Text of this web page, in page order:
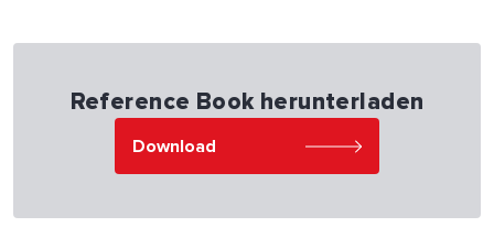
Reference Book herunterladen
Download